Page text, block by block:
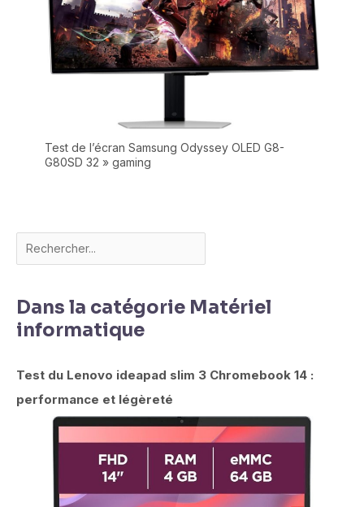
Test de l’écran Samsung Odyssey OLED G8-
G80SD 32 » gaming
Dans la catégorie Matériel
informatique
Test du Lenovo ideapad slim 3 Chromebook 14 :
performance et légèreté